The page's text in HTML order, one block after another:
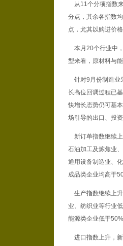
从11个分项指数
分点，其余各指数
点，尤其以购进价
本月20个行业中
型来看，原材料与
针对9月份制造业
长高位回调过程已
快增长态势仍可基
场引导的出口、投
新订单指数继续上
石油加工及炼焦业
通用设备制造业、
成品类企业均高于
生产指数继续上升
业、纺织业等行业
能源类企业低于
进口指数上升，新